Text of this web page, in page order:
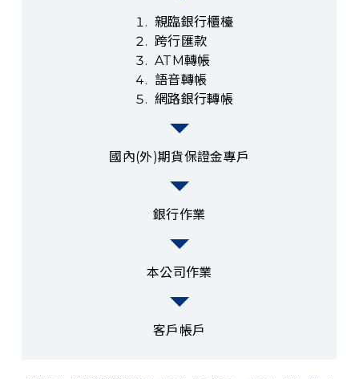
親臨銀行櫃檯
跨行匯款
ATM轉帳
語音轉帳
網路銀行轉帳
國內(外)期貨保證金專戶
銀行作業
本公司作業
客戶帳戶